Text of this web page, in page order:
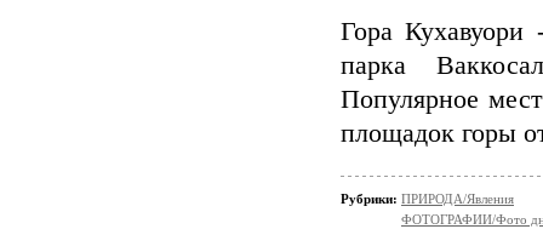
Гора
парка
Популярное
площадок горы
Рубрики: ПРИРОДА/Явления
ФОТОГРАФИИ/Фото